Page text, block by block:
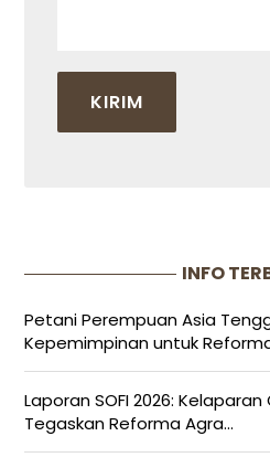
INFO
Petani Perempuan Asia
Kepemimpinan untuk
Laporan SOFI 2026: Kelaparan
Tegaskan Reforma Agra...